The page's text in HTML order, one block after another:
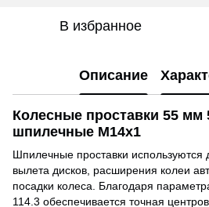
В избранное
Описание
Колесные проставки 55 мм
шпилечные M14x1
Шпилечные проставки используются
вылета дисков, расширения колеи
посадки колеса. Благодаря
114.3 обеспечивается точная